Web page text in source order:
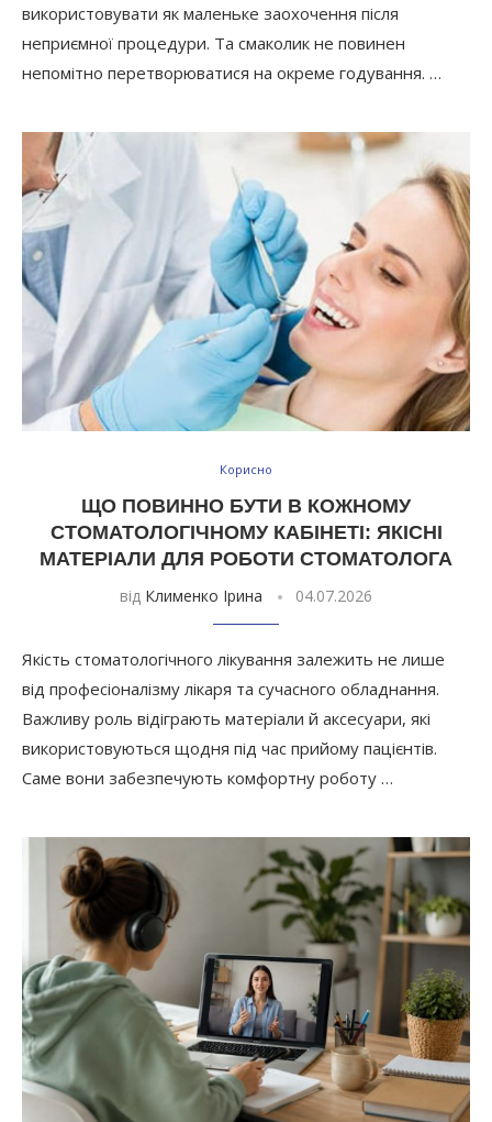
використовувати як маленьке заохочення після
неприємної процедури. Та смаколик не повинен
непомітно перетворюватися на окреме годування. …
Корисно
ЩО ПОВИННО БУТИ В КОЖНОМУ
СТОМАТОЛОГІЧНОМУ КАБІНЕТІ: ЯКІСНІ
МАТЕРІАЛИ ДЛЯ РОБОТИ СТОМАТОЛОГА
від Клименко Ірина 04.07.2026
Якість стоматологічного лікування залежить не лише
від професіоналізму лікаря та сучасного обладнання.
Важливу роль відіграють матеріали й аксесуари, які
використовуються щодня під час прийому пацієнтів.
Саме вони забезпечують комфортну роботу …